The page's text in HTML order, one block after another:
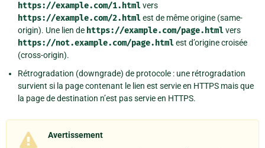
https://example.com/1.htmlvers
https://example.com/2.htmlest de même origine (same-
origin). Une lien de https://example.com/page.htmlvers
https://not.example.com/page.htmlest d’origine croisée
(cross-origin).
Rétrogradation (downgrade) de protocole : une rétrogradation
survient si la page contenant le lien est servie en HTTPS mais que
la page de destination n’est pas servie en HTTPS.
Avertissement